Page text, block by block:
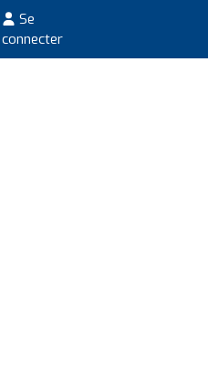
Se
connecter